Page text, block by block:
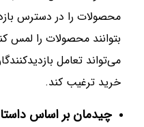
محصولات را در دسترس
بتوانند محصولات را لمس
می‌تواند تعامل
خرید ترغیب کند.
چیدمان بر اساس